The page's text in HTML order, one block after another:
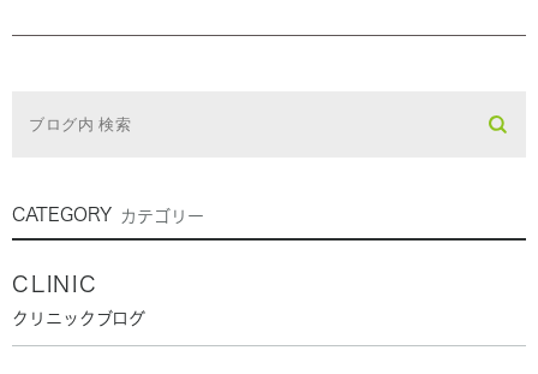
CATEGORY カテゴリー
CLINIC
クリニックブログ